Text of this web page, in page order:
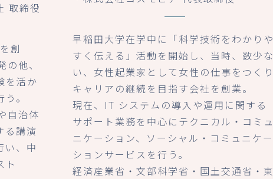
取締役
創
他、
を活か
。
自治体
る講演
い、中
ト
早稲田大学在学中に「科学技術をわかりや
すく伝える」活動を開始し、当時、数少な
い、女性起業家として女性の仕事をつくり
キャリアの継続を目指す会社を創業。
現在、IT システムの導入や運用に関する
サポート業務を中心にテクニカル・コミュ
ニケーション、ソーシャル・コミュニケー
ションサービスを行う。
経済産業省・文部科学省・国土交通省・東